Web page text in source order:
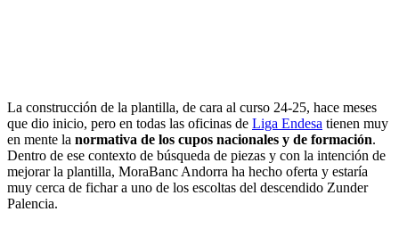
La construcción de la plantilla, de cara al curso 24-25, hace meses
que dio inicio, pero en todas las oficinas de Liga Endesa tienen muy
en mente la normativa de los cupos nacionales y de formación.
Dentro de ese contexto de búsqueda de piezas y con la intención de
mejorar la plantilla, MoraBanc Andorra ha hecho oferta y estaría
muy cerca de fichar a uno de los escoltas del descendido Zunder
Palencia.